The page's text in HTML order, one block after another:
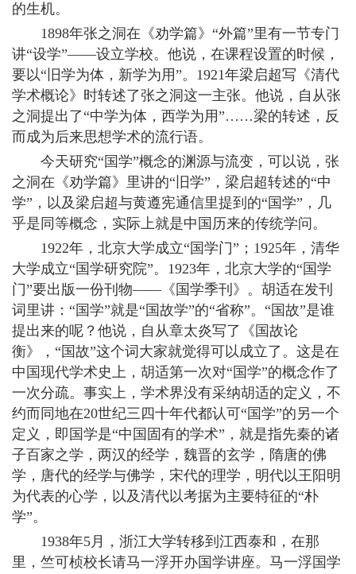
的生机。
1898年张之洞在《劝学篇》“外篇”里有一节专门
讲“设学”——设立学校。他说，在课程设置的时候，
要以“旧学为体，新学为用”。1921年梁启超写《清代
学术概论》时转述了张之洞这一主张。他说，自从张
之洞提出了“中学为体，西学为用”……梁的转述，反
而成为后来思想学术的流行语。
今天研究“国学”概念的渊源与流变，可以说，张
之洞在《劝学篇》里讲的“旧学”，梁启超转述的“中
学”，以及梁启超与黄遵宪通信里提到的“国学”，几
乎是同等概念，实际上就是中国历来的传统学问。
1922年，北京大学成立“国学门”；1925年，清华
大学成立“国学研究院”。1923年，北京大学的“国学
门”要出版一份刊物——《国学季刊》。胡适在发刊
词里讲：“国学”就是“国故学”的“省称”。“国故”是谁
提出来的呢？他说，自从章太炎写了《国故论
衡》，“国故”这个词大家就觉得可以成立了。这是在
中国现代学术史上，胡适第一次对“国学”的概念作了
一次分疏。事实上，学术界没有采纳胡适的定义，不
约而同地在20世纪三四十年代都认可“国学”的另一个
定义，即国学是“中国固有的学术”，就是指先秦的诸
子百家之学，两汉的经学，魏晋的玄学，隋唐的佛
学，唐代的经学与佛学，宋代的理学，明代以王阳明
为代表的心学，以及清代以考据为主要特征的“朴
学”。
1938年5月，浙江大学转移到江西泰和，在那
里，竺可桢校长请马一浮开办国学讲座。马一浮国学